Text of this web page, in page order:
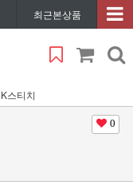
최근본상품
K스티치
0